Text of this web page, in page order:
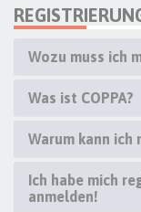
Wozu muss ich
Was ist COPPA?
Warum kann ich
Ich habe mich
anmelden!